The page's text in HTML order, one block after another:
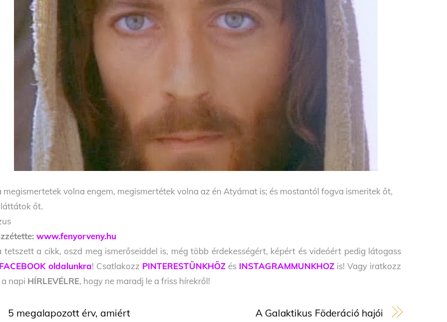
megismertetek volna engem, megismertétek volna az én Atyámat is; és mostantól fogva ismeritek őt,
láttátok őt.
www.fenyorveny.hu
tetszett a cikk, oszd meg ismerőseiddel is, még több érdekességért, képért és videóért pedig látogass
oldalunkra! Csatlakozz PINTERESTÜNKHÖZ és INSTAGRAMMUNKHOZ is! Vagy iratkozz
napi HÍRLEVÉLRE, hogy ne maradj le a friss hírekről!
5 megalapozott érv, amiért
A Galaktikus Föderáció hajói